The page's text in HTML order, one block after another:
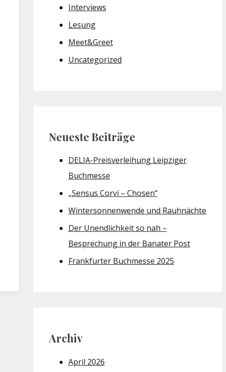
Interviews
Lesung
Meet&Greet
Uncategorized
Neueste Beiträge
DELIA-Preisverleihung Leipziger
Buchmesse
„Sensus Corvi – Chosen“
Wintersonnenwende und Rauhnächte
Der Unendlichkeit so nah –
Besprechung in der Banater Post
Frankfurter Buchmesse 2025
Archiv
April 2026